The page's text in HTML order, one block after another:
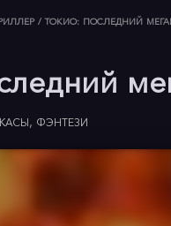
/ ТОКИО: ПОСЛЕДНИЙ
ФЭНТЕЗИ